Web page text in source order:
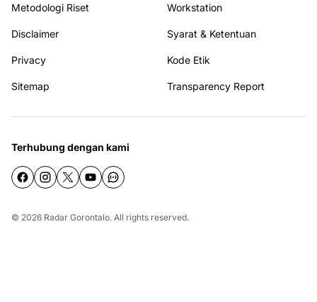
Metodologi Riset Workstation
Disclaimer Syarat & Ketentuan
Privacy Kode Etik
Sitemap Transparency Report
Terhubung dengan kami
© 2026 Radar Gorontalo. All rights reserved.